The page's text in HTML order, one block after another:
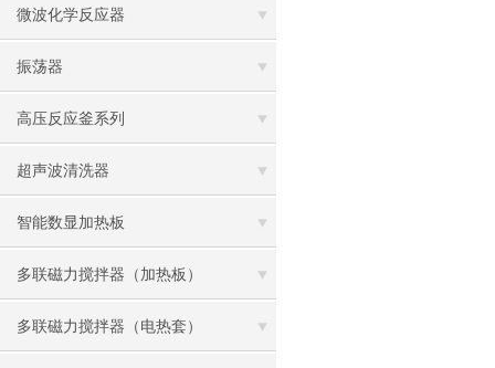
微波化学反应器
振荡器
高压反应釜系列
超声波清洗器
智能数显加热板
多联磁力搅拌器（加热板）
多联磁力搅拌器（电热套）